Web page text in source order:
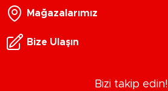
Mağazalarımız
Bize Ulaşın
Bizi takip edin!